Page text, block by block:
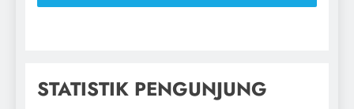
STATISTIK PENGUNJUNG